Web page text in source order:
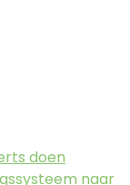
doen
naar